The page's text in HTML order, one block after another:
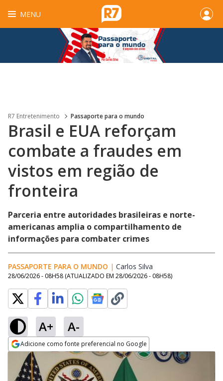
MENU
R7 Entretenimento Passaporte para o mundo
Brasil e EUA reforçam
combate a fraudes em
vistos em região de
fronteira
Parceria entre autoridades brasileiras e norte-
americanas amplia o compartilhamento de
informações para combater crimes
PASSAPORTE PARA O MUNDO | Carlos Silva
28/06/2026 - 08H58 (ATUALIZADO EM 28/06/2026 - 08H58)
A+ A-
Adicione como fonte preferencial no Google
Opens in new window